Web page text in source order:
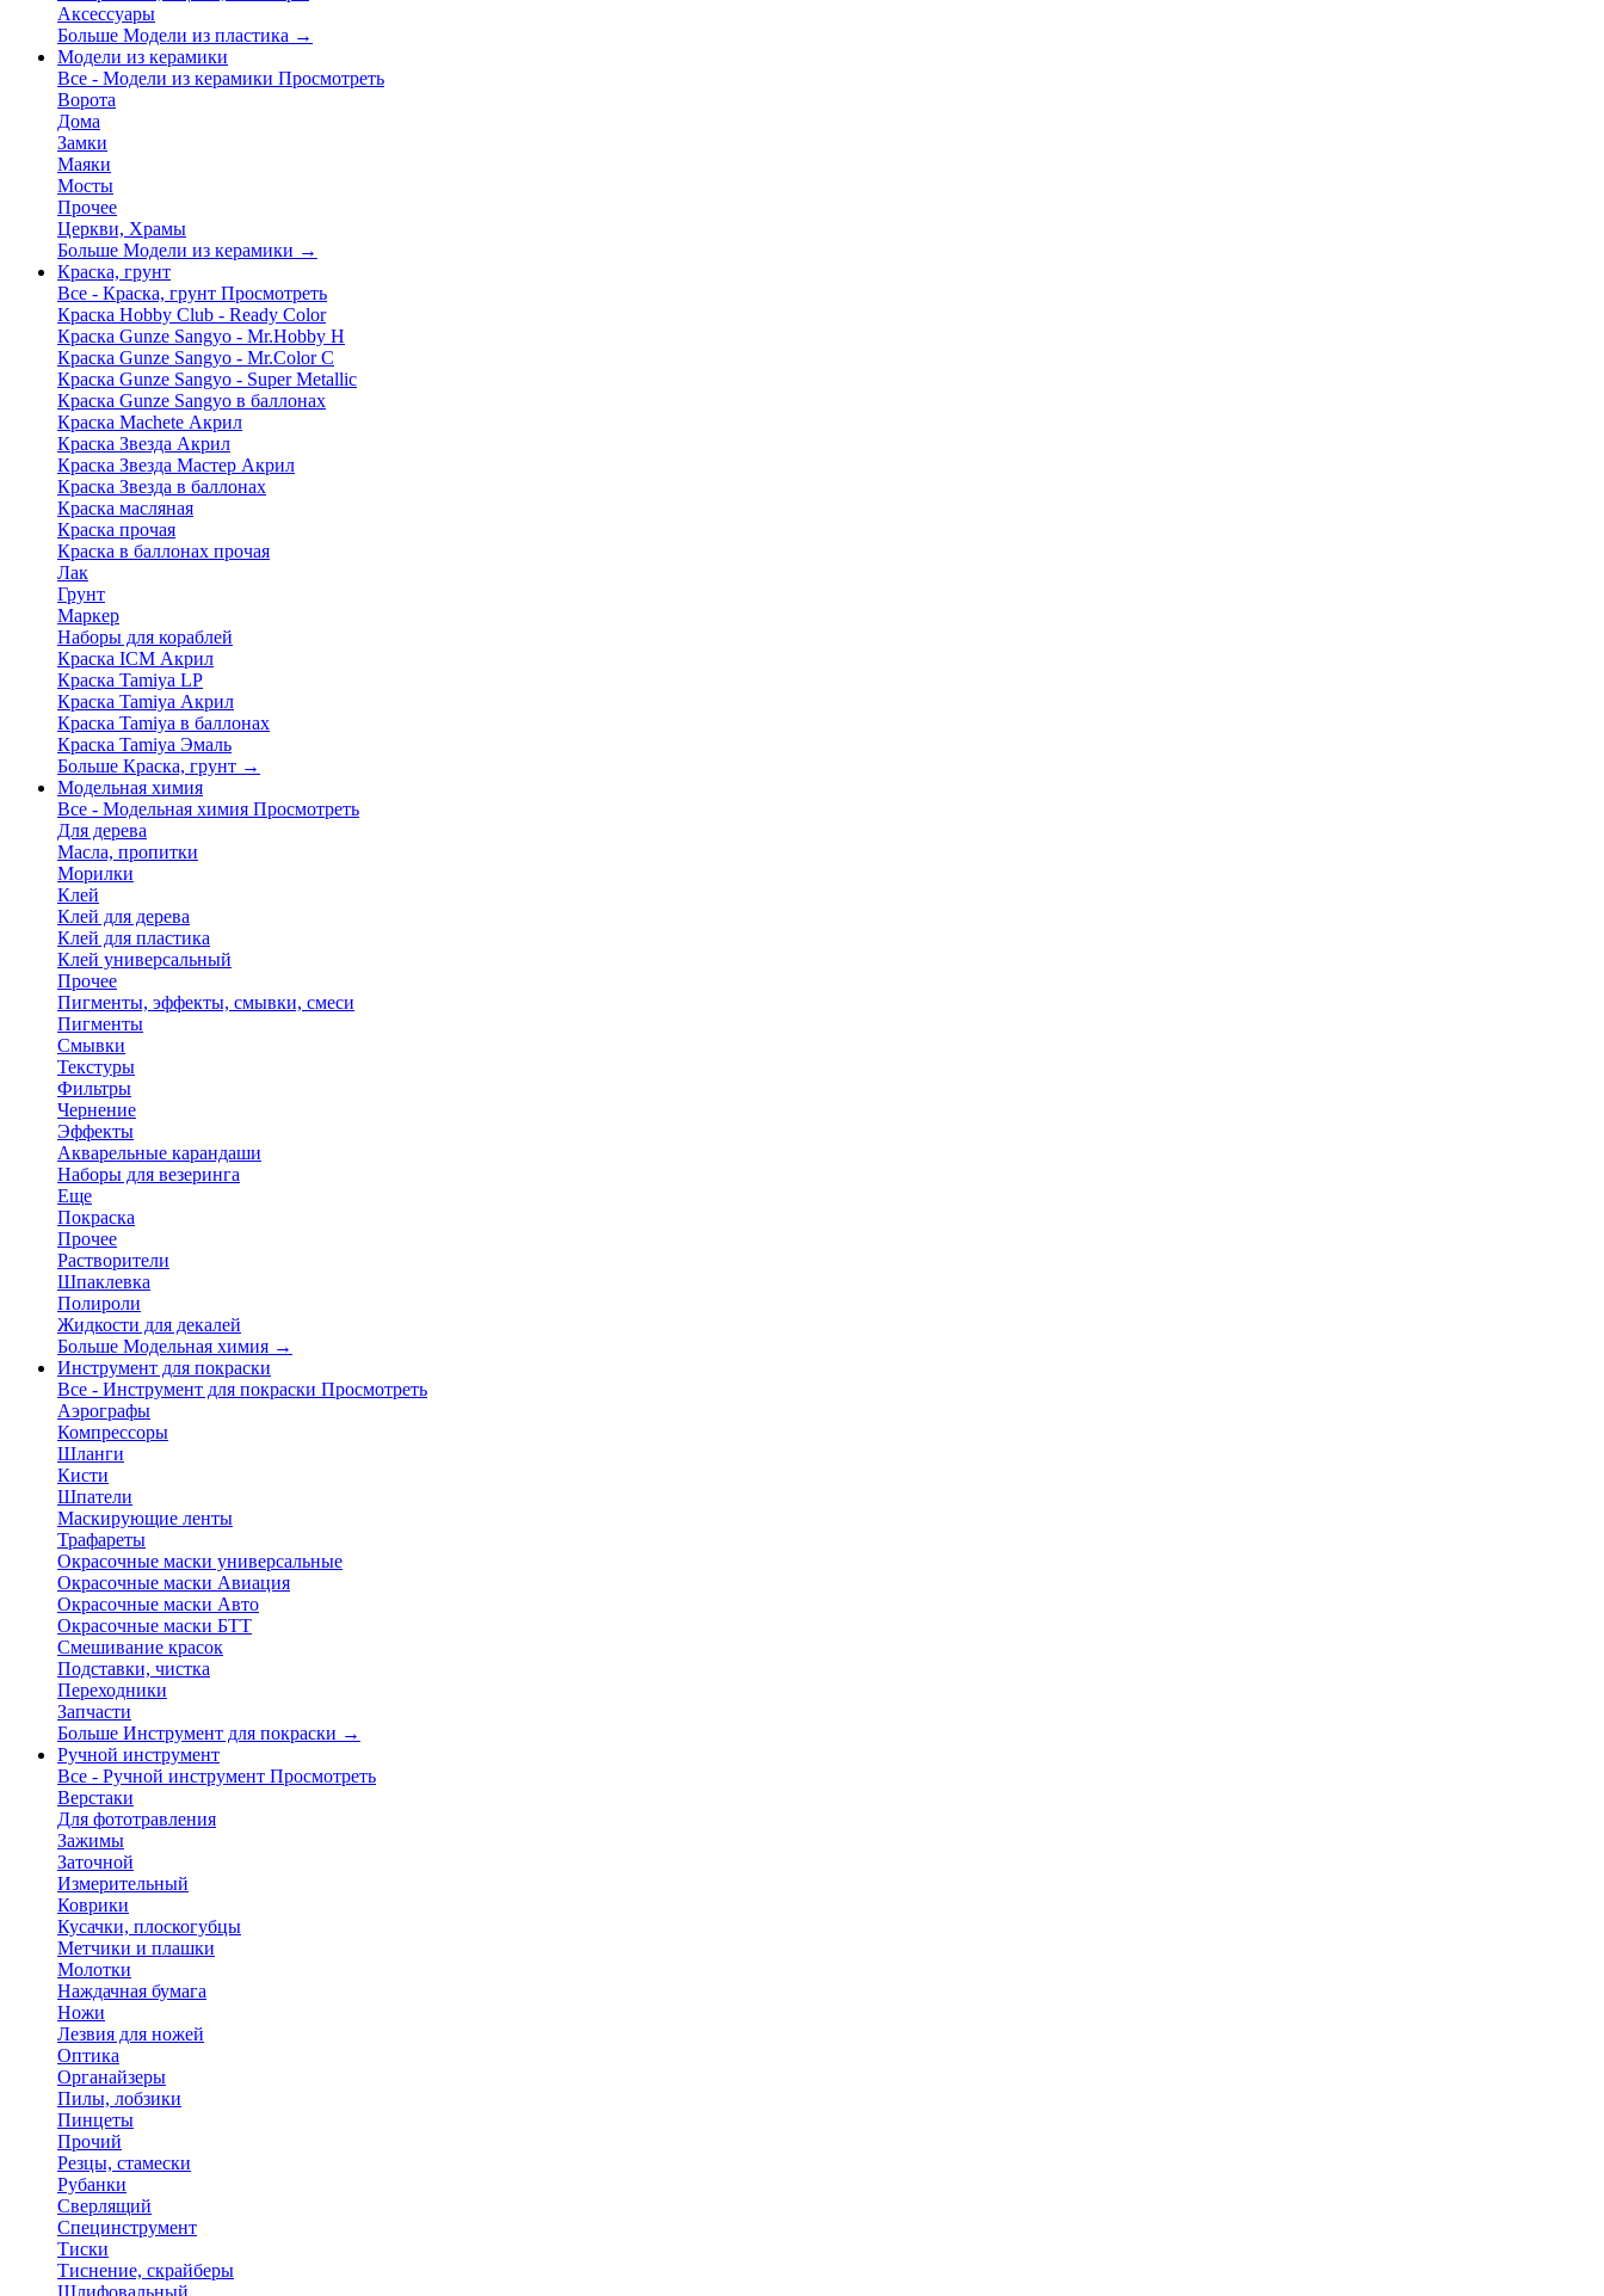
Аксессуары
Больше Модели из пластика →
Модели из керамики
Все - Модели из керамики Просмотреть
Ворота
Дома
Замки
Маяки
Мосты
Прочее
Церкви, Храмы
Больше Модели из керамики →
Краска, грунт
Все - Краска, грунт Просмотреть
Краска Hobby Club - Ready Color
Краска Gunze Sangyo - Mr.Hobby H
Краска Gunze Sangyo - Mr.Color C
Краска Gunze Sangyo - Super Metallic
Краска Gunze Sangyo в баллонах
Краска Machete Акрил
Краска Звезда Акрил
Краска Звезда Мастер Акрил
Краска Звезда в баллонах
Краска масляная
Краска прочая
Краска в баллонах прочая
Лак
Грунт
Маркер
Наборы для кораблей
Краска ICM Акрил
Краска Tamiya LP
Краска Tamiya Акрил
Краска Tamiya в баллонах
Краска Tamiya Эмаль
Больше Краска, грунт →
Модельная химия
Все - Модельная химия Просмотреть
Для дерева
Масла, пропитки
Морилки
Клей
Клей для дерева
Клей для пластика
Клей универсальный
Прочее
Пигменты, эффекты, смывки, смеси
Пигменты
Смывки
Текстуры
Фильтры
Чернение
Эффекты
Акварельные карандаши
Наборы для везеринга
Еще
Покраска
Прочее
Растворители
Шпаклевка
Полироли
Жидкости для декалей
Больше Модельная химия →
Инструмент для покраски
Все - Инструмент для покраски Просмотреть
Аэрографы
Компрессоры
Шланги
Кисти
Шпатели
Маскирующие ленты
Трафареты
Окрасочные маски универсальные
Окрасочные маски Авиация
Окрасочные маски Авто
Окрасочные маски БТТ
Смешивание красок
Подставки, чистка
Переходники
Запчасти
Больше Инструмент для покраски →
Ручной инструмент
Все - Ручной инструмент Просмотреть
Верстаки
Для фототравления
Зажимы
Заточной
Измерительный
Коврики
Кусачки, плоскогубцы
Метчики и плашки
Молотки
Наждачная бумага
Ножи
Лезвия для ножей
Оптика
Органайзеры
Пилы, лобзики
Пинцеты
Прочий
Резцы, стамески
Рубанки
Сверлящий
Специнструмент
Тиски
Тиснение, скрайберы
Шлифовальный